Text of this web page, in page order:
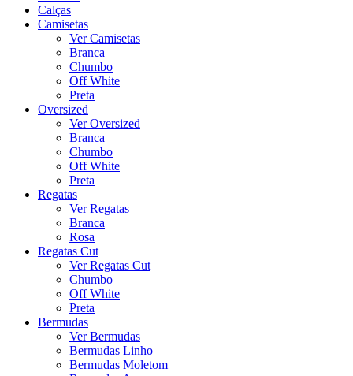
Calças
Camisetas
Ver Camisetas
Branca
Chumbo
Off White
Preta
Oversized
Ver Oversized
Branca
Chumbo
Off White
Preta
Regatas
Ver Regatas
Branca
Rosa
Regatas Cut
Ver Regatas Cut
Chumbo
Off White
Preta
Bermudas
Ver Bermudas
Bermudas Linho
Bermudas Moletom